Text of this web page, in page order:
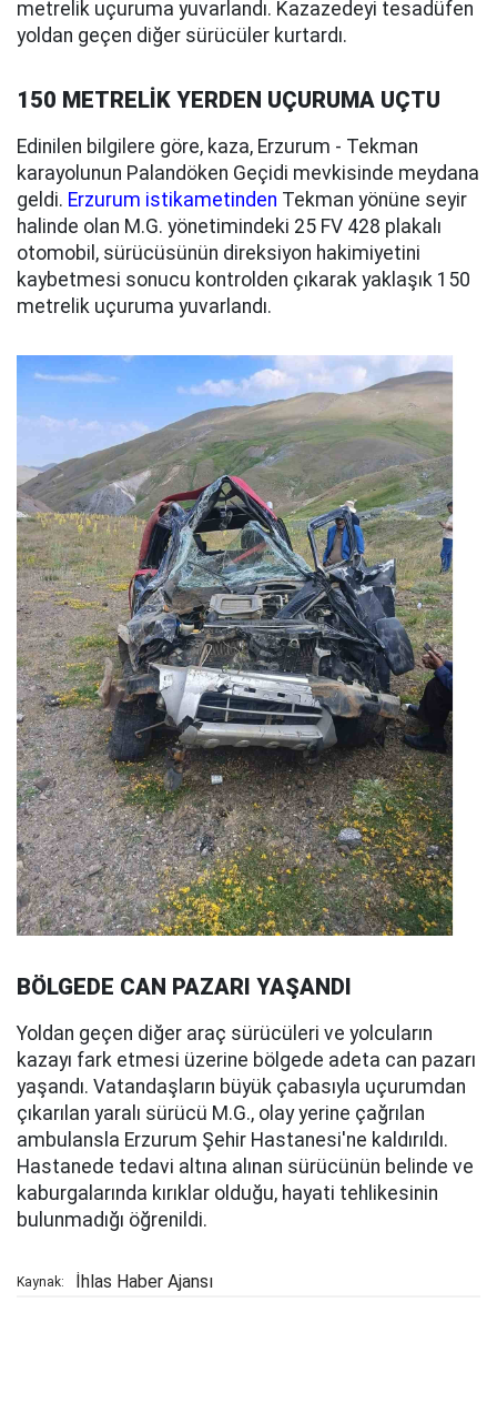
metrelik uçuruma yuvarlandı. Kazazedeyi tesadüfen
yoldan geçen diğer sürücüler kurtardı.
150 METRELİK YERDEN UÇURUMA UÇTU
Edinilen bilgilere göre, kaza, Erzurum - Tekman
karayolunun Palandöken Geçidi mevkisinde meydana
geldi. Erzurum istikametinden Tekman yönüne seyir
halinde olan M.G. yönetimindeki 25 FV 428 plakalı
otomobil, sürücüsünün direksiyon hakimiyetini
kaybetmesi sonucu kontrolden çıkarak yaklaşık 150
metrelik uçuruma yuvarlandı.
BÖLGEDE CAN PAZARI YAŞANDI
Yoldan geçen diğer araç sürücüleri ve yolcuların
kazayı fark etmesi üzerine bölgede adeta can pazarı
yaşandı. Vatandaşların büyük çabasıyla uçurumdan
çıkarılan yaralı sürücü M.G., olay yerine çağrılan
ambulansla Erzurum Şehir Hastanesi'ne kaldırıldı.
Hastanede tedavi altına alınan sürücünün belinde ve
kaburgalarında kırıklar olduğu, hayati tehlikesinin
bulunmadığı öğrenildi.
Kaynak: İhlas Haber Ajansı